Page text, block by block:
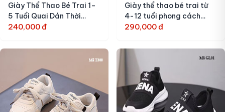
Giày Thể Thao Bé Trai 1–
5 Tuổi Quai Dán Thời
Trang Năng Động
240,000 đ
Giày thể thao bé trai từ
4-12 tuổi phong cách
năng động
290,000 đ